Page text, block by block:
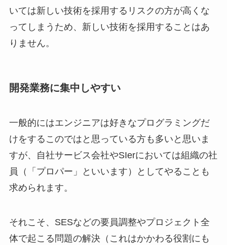
いては新しい技術を採用するリスクの方が高くな
ってしまうため、新しい技術を採用することはあ
りません。
開発業務に集中しやすい
一般的にはエンジニアは好きなプログラミングだ
けをするこのではと思っている方も多いと思いま
すが、自社サービス会社やSIerにおいては組織の社
員（「プロパー」といいます）としてやることも
求められます。
それこそ、SESなどの要員調整やプロジェクト全
体で起こる問題の解決（これはかかわる役割にも